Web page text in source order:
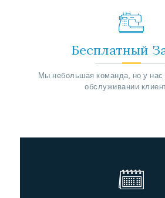
Бесплатный
Мы небольшая команда, но у
обслуживании